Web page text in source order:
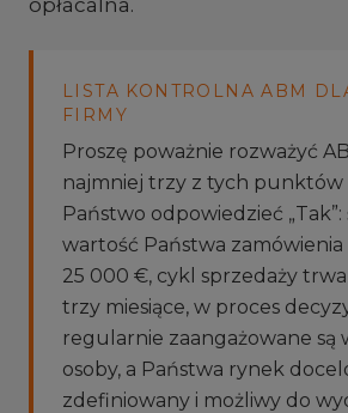
opłacalna.
LISTA KONTROLNA ABM
FIRMY
Proszę poważnie rozważyć
najmniej trzy z tych punktów
Państwo odpowiedzieć
wartość Państwa
25 000 €, cykl sprzedaży trwa
trzy miesiące, w proces
regularnie zaangażowane są
osoby, a Państwa rynek
zdefiniowany i możliwy do